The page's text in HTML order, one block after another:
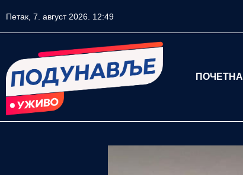
Петак, 7. август 2026. 12:49
ПОЧЕТНА